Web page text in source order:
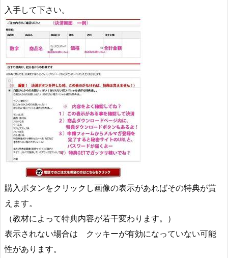
入手して下さい。
購入ボタンをクリックし画像の表示があればその特典が貰
えます。
（教材によって特典内容が若干変わります。）
表示されない場合は クッキーが有効になっていない可能
性があります。